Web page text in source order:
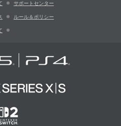
サポートセンター
ルール＆ポリシー